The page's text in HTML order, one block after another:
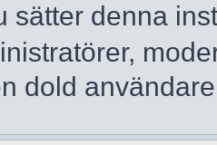
sätter denna
dold